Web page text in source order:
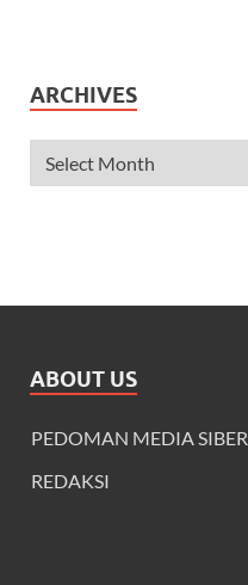
ARCHIVES
ABOUT US
PEDOMAN MEDIA SIBER
REDAKSI